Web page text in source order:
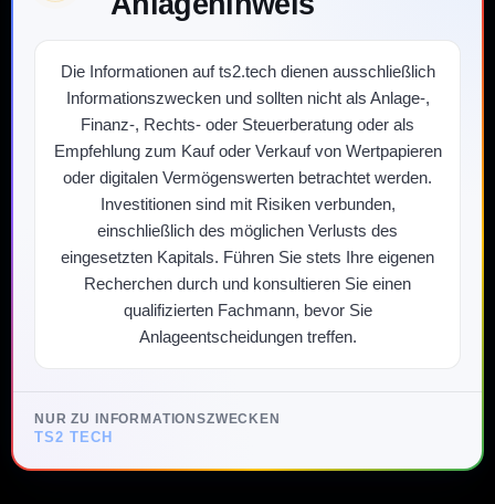
Die Informationen auf ts2.tech dienen ausschließlich
Informationszwecken und sollten nicht als Anlage-,
Finanz-, Rechts- oder Steuerberatung oder als
Empfehlung zum Kauf oder Verkauf von Wertpapieren
oder digitalen Vermögenswerten betrachtet werden.
Investitionen sind mit Risiken verbunden,
einschließlich des möglichen Verlusts des
eingesetzten Kapitals. Führen Sie stets Ihre eigenen
Recherchen durch und konsultieren Sie einen
qualifizierten Fachmann, bevor Sie
Anlageentscheidungen treffen.
NUR ZU INFORMATIONSZWECKEN
TS2 TECH